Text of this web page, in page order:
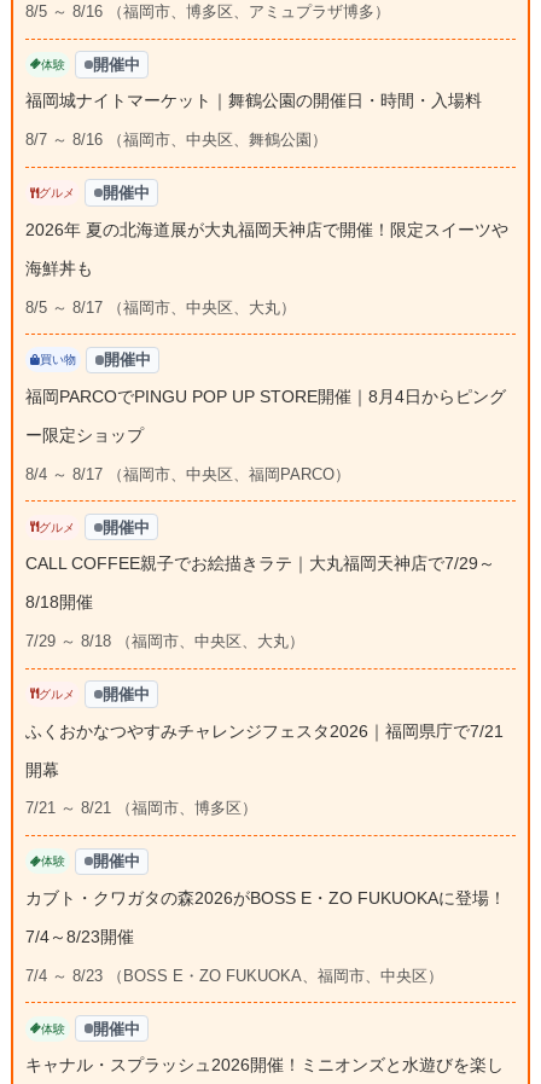
8/5 ～ 8/16 （福岡市、博多区、アミュプラザ博多）
体験 開催中
福岡城ナイトマーケット｜舞鶴公園の開催日・時間・入場料
8/7 ～ 8/16 （福岡市、中央区、舞鶴公園）
グルメ 開催中
2026年 夏の北海道展が大丸福岡天神店で開催！限定スイーツや
海鮮丼も
8/5 ～ 8/17 （福岡市、中央区、大丸）
買い物 開催中
福岡PARCOでPINGU POP UP STORE開催｜8月4日からピング
ー限定ショップ
8/4 ～ 8/17 （福岡市、中央区、福岡PARCO）
グルメ 開催中
CALL COFFEE親子でお絵描きラテ｜大丸福岡天神店で7/29～
8/18開催
7/29 ～ 8/18 （福岡市、中央区、大丸）
グルメ 開催中
ふくおかなつやすみチャレンジフェスタ2026｜福岡県庁で7/21
開幕
7/21 ～ 8/21 （福岡市、博多区）
体験 開催中
カブト・クワガタの森2026がBOSS E・ZO FUKUOKAに登場！
7/4～8/23開催
7/4 ～ 8/23 （BOSS E・ZO FUKUOKA、福岡市、中央区）
体験 開催中
キャナル・スプラッシュ2026開催！ミニオンズと水遊びを楽し